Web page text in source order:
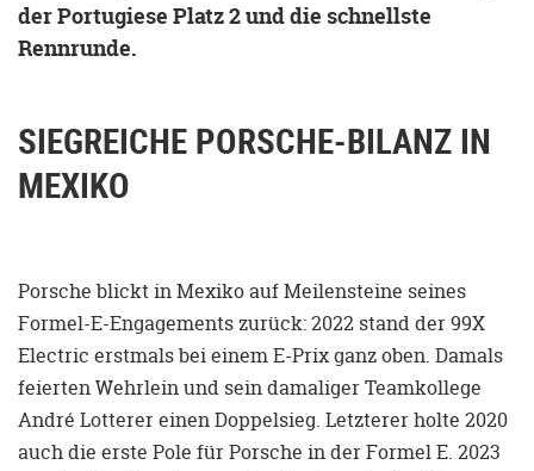
der Portugiese Platz 2 und die schnellste
Rennrunde.
SIEGREICHE PORSCHE-BILANZ IN
MEXIKO
Porsche blickt in Mexiko auf Meilensteine seines
Formel-E-Engagements zurück: 2022 stand der 99X
Electric erstmals bei einem E-Prix ganz oben. Damals
feierten Wehrlein und sein damaliger Teamkollege
André Lotterer einen Doppelsieg. Letzterer holte 2020
auch die erste Pole für Porsche in der Formel E. 2023